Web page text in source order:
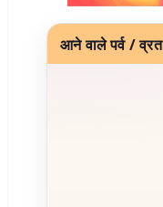
आने वाले पर्व / व्रत